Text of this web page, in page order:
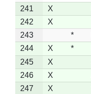
241
X
242
X
243
*
244
X *
245
X
246
X
247
X